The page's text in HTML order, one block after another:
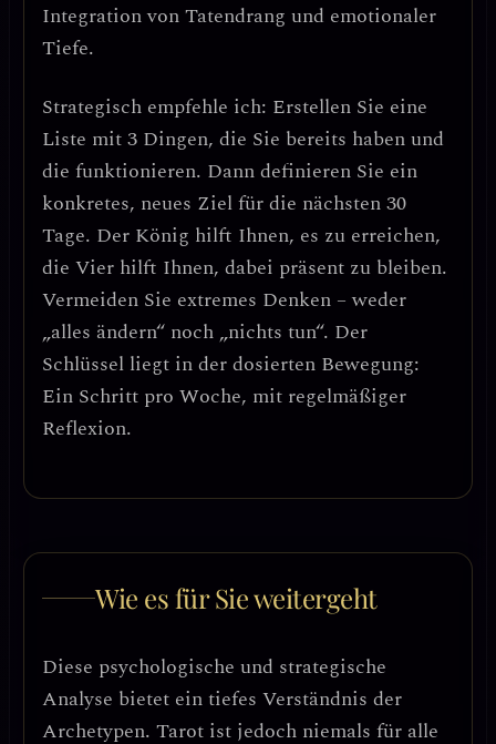
Integration von Tatendrang und emotionaler
Tiefe.
Strategisch empfehle ich: Erstellen Sie eine
Liste mit 3 Dingen, die Sie bereits haben und
die funktionieren. Dann definieren Sie ein
konkretes, neues Ziel für die nächsten 30
Tage. Der König hilft Ihnen, es zu erreichen,
die Vier hilft Ihnen, dabei präsent zu bleiben.
Vermeiden Sie extremes Denken – weder
„alles ändern“ noch „nichts tun“. Der
Schlüssel liegt in derdosierten Bewegung:
Ein Schritt pro Woche, mit regelmäßiger
Reflexion.
Wie es für Sie weitergeht
Diese psychologische und strategische
Analyse bietet ein tiefes Verständnis der
Archetypen. Tarot ist jedoch niemals für alle